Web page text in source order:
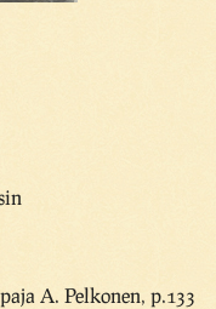
A. Pelkonen, p.133